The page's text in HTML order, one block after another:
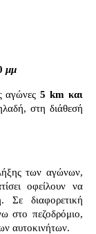
μμ
αγώνες5 km και
στη διάθεσή
των αγώνων,
οφείλουν να
Σε διαφορετική
στο πεζοδρόμιο,
αυτοκινήτων.